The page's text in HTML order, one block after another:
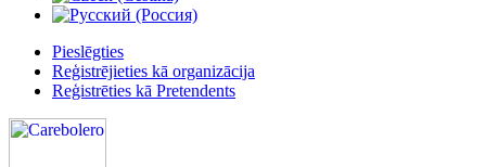
Pieslēgties
Reģistrējieties kā organizācija
Reģistrēties kā Pretendents